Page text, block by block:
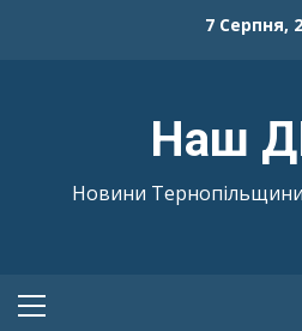
7 Серпня,
Наш
Новини
Primary